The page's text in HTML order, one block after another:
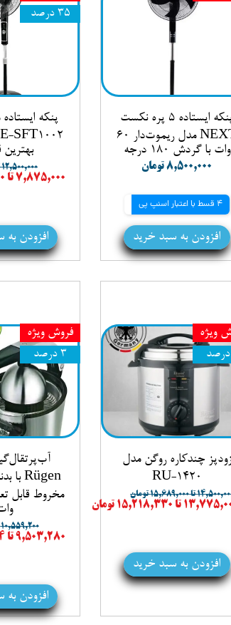
پنکه ایستاده ۵ پره نکست
NEXT مدل ریموت‌دار ۶۰
وات با گردش ۱۸۰ درجه
۸,۵۰۰,۰۰۰ تومان
4 قسط با اعتبار اسنپ پی
افزودن به سبد خرید
پنکه
۱۲,۵۰۰,۰۰۰ تومان
۷,۸۷۵,۰۰۰ تا ۹,۳۷۵,۰۰۰ تومان
افزودن به
۳۵ درصد
زودپز چندکاره روگن مدل
RU-1420
تا ۱۵,۶۸۹,۰۰۰ تومان
تا ۱۵,۲۱۸,۳۳۰ تومان
افزودن به سبد خرید
ویژه
۱۰,۵۵۹,۲۰۰ تومان
۹,۵۰۳,۲۸۰ تا ۱۰,۲۴۲,۴۲۴ تومان
افزودن به
فروش ویژه
۳ درصد